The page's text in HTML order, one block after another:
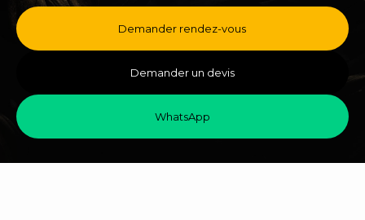
Demander rendez-vous
Demander un devis
WhatsApp